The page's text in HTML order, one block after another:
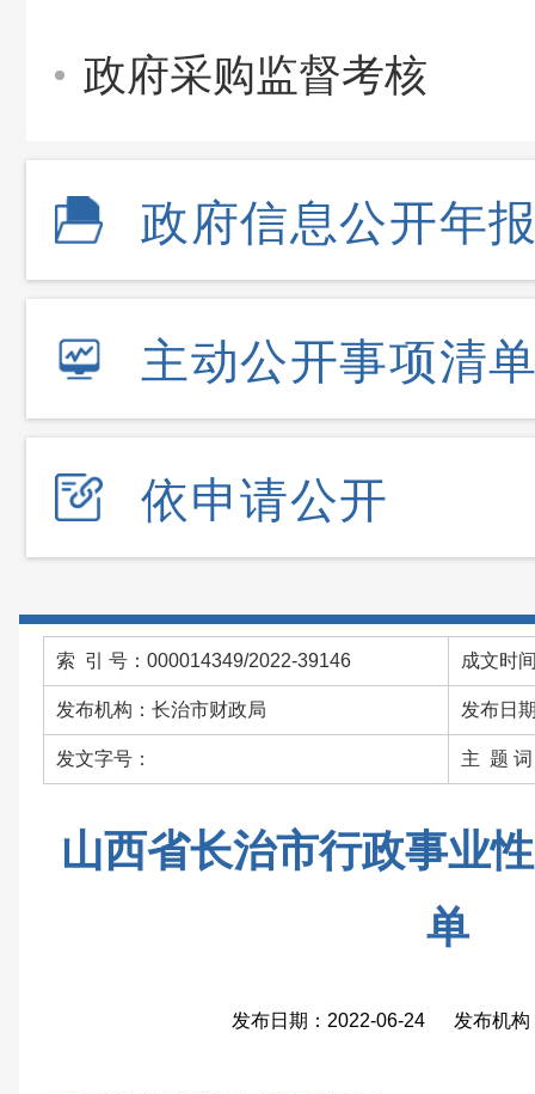
政府采购监督考核
政府信息公开年
主动公开事项清
依申请公开
索 引 号：000014349/2022-39146 成文时
发布机构：长治市财政局 发布日
发文字号： 主 题 词
山西省长治市行政事业
单
发布日期：2022-06-24 发布机构